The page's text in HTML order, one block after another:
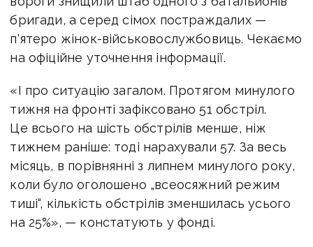
бригади, а серед сімох постраждалих —
п'ятеро жінок-військовослужбовиць. Чекаємо
на офіційне уточнення інформації.
«І про ситуацію загалом. Протягом минулого
тижня на фронті зафіксовано 51 обстріл.
Це всього на шість обстрілів менше, ніж
тижнем раніше: тоді нарахували 57. За весь
місяць, в порівнянні з липнем минулого року,
коли було оголошено „всеосяжний режим
тиші“, кількість обстрілів зменшилась усього
на 25%», — констатують у фонді.